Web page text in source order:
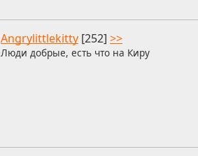
Angrylittlekitty [252] >>
Люди добрые, есть что на Киру